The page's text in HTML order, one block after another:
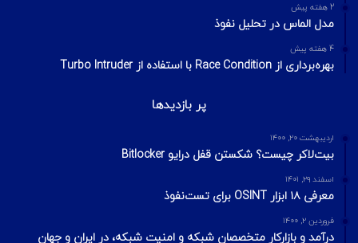
2 هفته پیش
مدل الماس در تحلیل نفوذ
4 هفته پیش
بهره‌برداری از Race Condition با استفاده از Turbo Intruder
پر بازدیدها
اردیبهشت ۲۰, ۱۴۰۰
بیت‌لاکر چیست؟ شکستن قفل درایو Bitlocker
اسفند ۲۹, ۱۴۰۱
معرفی ۱۸ ابزار OSINT برای تست‌نفوذ
فروردین ۲, ۱۴۰۰
درآمد و بازارکار متخصصان شبکه و امنیت شبکه، در ایران و جهان